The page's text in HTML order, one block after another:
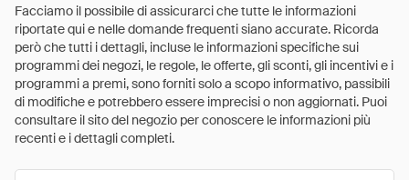
Facciamo il possibile di assicurarci che tutte le informazioni
riportate qui e nelle domande frequenti siano accurate. Ricorda
però che tutti i dettagli, incluse le informazioni specifiche sui
programmi dei negozi, le regole, le offerte, gli sconti, gli incentivi e i
programmi a premi, sono forniti solo a scopo informativo, passibili
di modifiche e potrebbero essere imprecisi o non aggiornati. Puoi
consultare il sito del negozio per conoscere le informazioni più
recenti e i dettagli completi.